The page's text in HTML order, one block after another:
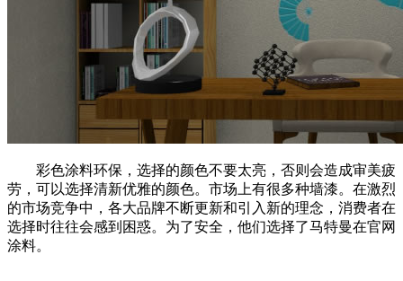
彩色涂料环保，选择的颜色不要太亮，否则会造成审美疲
劳，可以选择清新优雅的颜色。市场上有很多种墙漆。在激烈
的市场竞争中，各大品牌不断更新和引入新的理念，消费者在
选择时往往会感到困惑。为了安全，他们选择了马特曼在官网
涂料。